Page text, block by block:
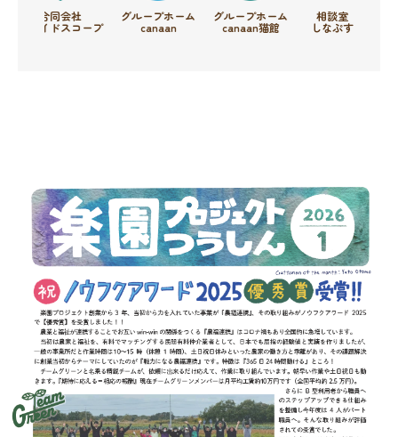
合同会社
レイドスコープ
グループホーム
canaan
グループホーム
canaan猫館
相談室
しなぷす フードド